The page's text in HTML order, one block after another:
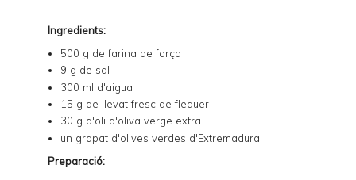
Ingredients:
500 g de farina de força
9 g de sal
300 ml d'aigua
15 g de llevat fresc de flequer
30 g d'oli d'oliva verge extra
un grapat d'olives verdes d'Extremadura
Preparació: